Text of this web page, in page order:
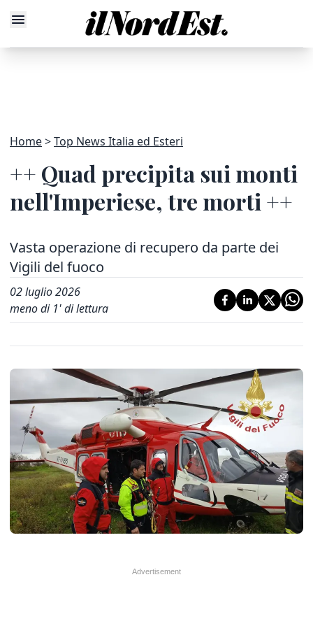
Home Top News Italia ed Esteri
++ Quad precipita sui monti
nell'Imperiese, tre morti ++
Vasta operazione di recupero da parte dei
Vigili del fuoco
02 luglio 2026
meno di 1' di lettura